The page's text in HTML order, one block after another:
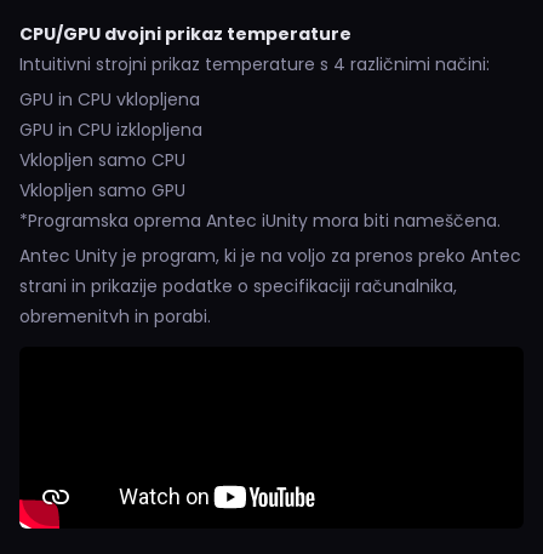
CPU/GPU dvojni prikaz temperature
Intuitivni strojni prikaz temperature s 4 različnimi načini:
GPU in CPU vklopljena
GPU in CPU izklopljena
Vklopljen samo CPU
Vklopljen samo GPU
*Programska oprema Antec iUnity mora biti nameščena.
Antec Unity je program, ki je na voljo za prenos preko Antec
strani in prikazije podatke o specifikaciji računalnika,
obremenitvh in porabi.